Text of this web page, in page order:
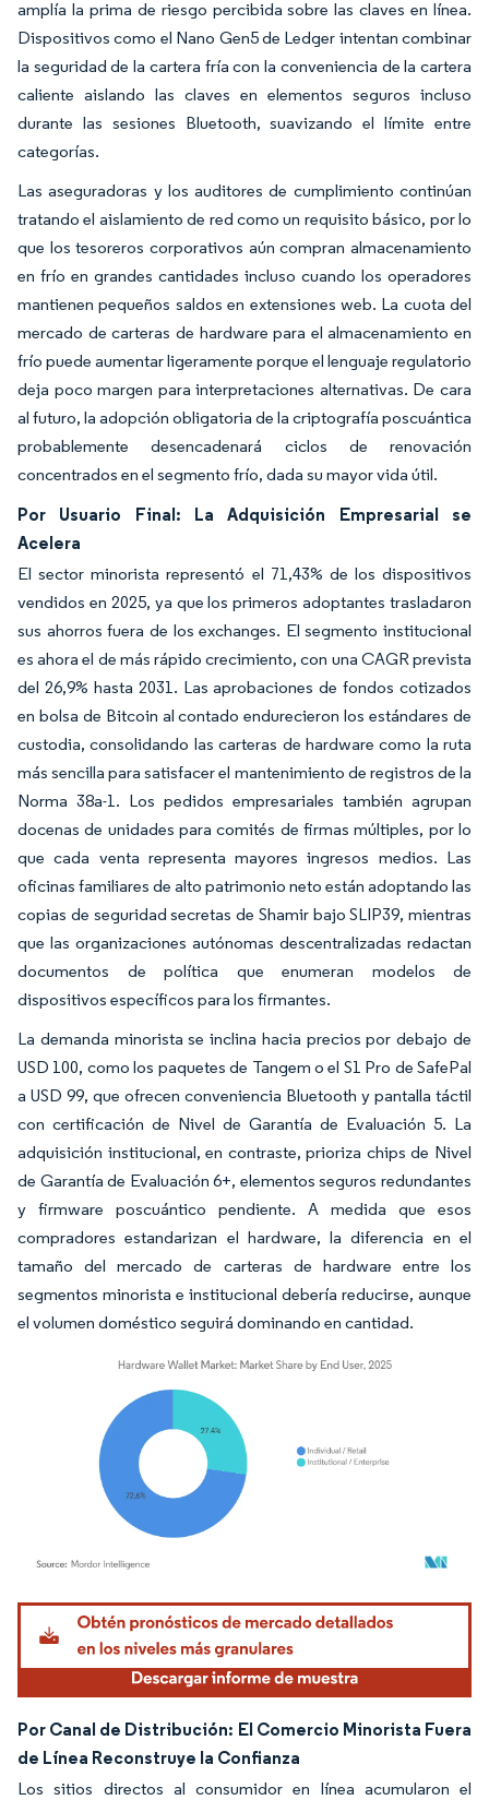
amplía la prima de riesgo percibida sobre las claves en línea.
Dispositivos como el Nano Gen5 de Ledger intentan combinar
la seguridad de la cartera fría con la conveniencia de la cartera
caliente aislando las claves en elementos seguros incluso
durante las sesiones Bluetooth, suavizando el límite entre
categorías.
Las aseguradoras y los auditores de cumplimiento continúan
tratando el aislamiento de red como un requisito básico, por lo
que los tesoreros corporativos aún compran almacenamiento
en frío en grandes cantidades incluso cuando los operadores
mantienen pequeños saldos en extensiones web. La cuota del
mercado de carteras de hardware para el almacenamiento en
frío puede aumentar ligeramente porque el lenguaje regulatorio
deja poco margen para interpretaciones alternativas. De cara
al futuro, la adopción obligatoria de la criptografía poscuántica
probablemente desencadenará ciclos de renovación
concentrados en el segmento frío, dada su mayor vida útil.
Por Usuario Final: La Adquisición Empresarial se
Acelera
El sector minorista representó el 71,43% de los dispositivos
vendidos en 2025, ya que los primeros adoptantes trasladaron
sus ahorros fuera de los exchanges. El segmento institucional
es ahora el de más rápido crecimiento, con una CAGR prevista
del 26,9% hasta 2031. Las aprobaciones de fondos cotizados
en bolsa de Bitcoin al contado endurecieron los estándares de
custodia, consolidando las carteras de hardware como la ruta
más sencilla para satisfacer el mantenimiento de registros de la
Norma 38a-1. Los pedidos empresariales también agrupan
docenas de unidades para comités de firmas múltiples, por lo
que cada venta representa mayores ingresos medios. Las
oficinas familiares de alto patrimonio neto están adoptando las
copias de seguridad secretas de Shamir bajo SLIP39, mientras
que las organizaciones autónomas descentralizadas redactan
documentos de política que enumeran modelos de
dispositivos específicos para los firmantes.
La demanda minorista se inclina hacia precios por debajo de
USD 100, como los paquetes de Tangem o el S1 Pro de SafePal
a USD 99, que ofrecen conveniencia Bluetooth y pantalla táctil
con certificación de Nivel de Garantía de Evaluación 5. La
adquisición institucional, en contraste, prioriza chips de Nivel
de Garantía de Evaluación 6+, elementos seguros redundantes
y firmware poscuántico pendiente. A medida que esos
compradores estandarizan el hardware, la diferencia en el
tamaño del mercado de carteras de hardware entre los
segmentos minorista e institucional debería reducirse, aunque
el volumen doméstico seguirá dominando en cantidad.
Imagen © Mordor Intelligence. El uso requiere atribución según CC BY 4.0.
Por Canal de Distribución: El Comercio Minorista Fuera
de Línea Reconstruye la Confianza
Los sitios directos al consumidor en línea acumularon el